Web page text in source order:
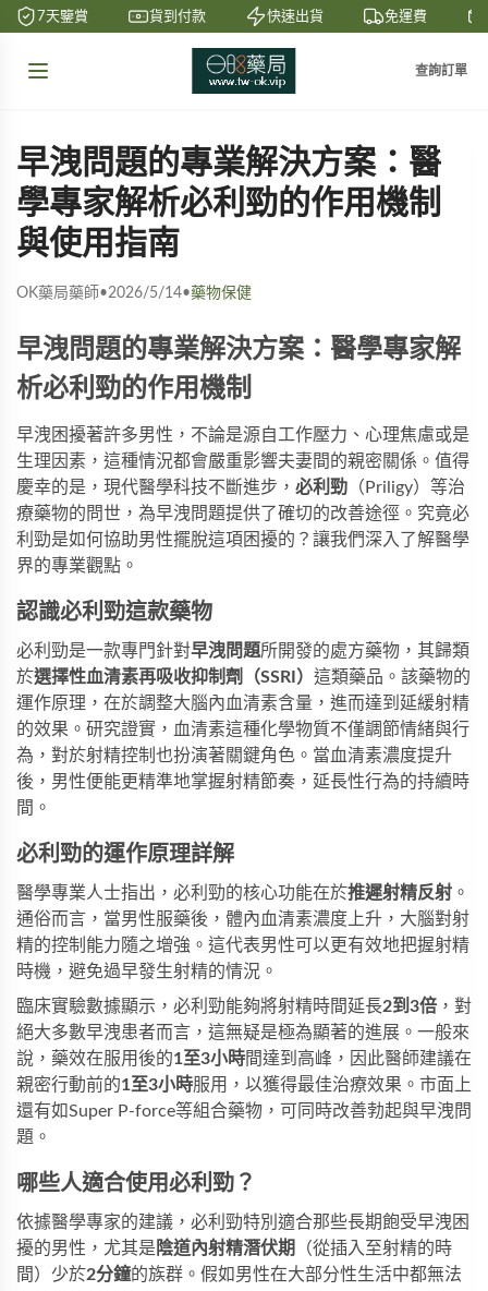
7天鑒賞 貨到付款 快速出貨 免運費
查詢訂單
早洩問題的專業解決方案：醫
學專家解析必利勁的作用機制
與使用指南
OK藥局藥師•2026/5/14•藥物保健
早洩問題的專業解決方案：醫學專家解
析必利勁的作用機制
早洩困擾著許多男性，不論是源自工作壓力、心理焦慮或是
生理因素，這種情況都會嚴重影響夫妻間的親密關係。值得
慶幸的是，現代醫學科技不斷進步， 必利勁 （Priligy）等治
療藥物的問世，為早洩問題提供了確切的改善途徑。究竟必
利勁是如何協助男性擺脫這項困擾的？讓我們深入了解醫學
界的專業觀點。
認識必利勁這款藥物
必利勁是一款專門針對早洩問題所開發的處方藥物，其歸類
於選擇性血清素再吸收抑制劑（SSRI） 這類藥品。該藥物的
運作原理，在於調整大腦內血清素含量，進而達到延緩射精
的效果。研究證實，血清素這種化學物質不僅調節情緒與行
為，對於射精控制也扮演著關鍵角色。當血清素濃度提升
後，男性便能更精準地掌握射精節奏，延長性行為的持續時
間。
必利勁的運作原理詳解
醫學專業人士指出，必利勁的核心功能在於推遲射精反射 。
通俗而言，當男性服藥後，體內血清素濃度上升，大腦對射
精的控制能力隨之增強。這代表男性可以更有效地把握射精
時機，避免過早發生射精的情況。
臨床實驗數據顯示，必利勁能夠將射精時間延長2到3倍 ，對
絕大多數早洩患者而言，這無疑是極為顯著的進展。一般來
說，藥效在服用後的1至3小時間達到高峰，因此醫師建議在
親密行動前的1至3小時服用，以獲得最佳治療效果。市面上
還有如Super P-force等組合藥物，可同時改善勃起與早洩問
題。
哪些人適合使用必利勁？
依據醫學專家的建議，必利勁特別適合那些長期飽受早洩困
擾的男性，尤其是 陰道內射精潛伏期
（從插入至射精的時
間）少於2分鐘的族群。假如男性在大部分性生活中都無法